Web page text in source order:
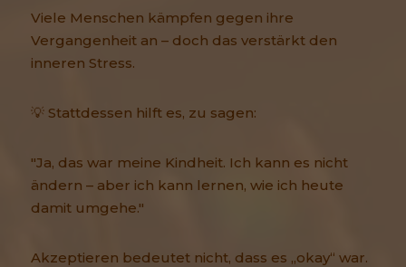
Viele Menschen kämpfen gegen ihre
Vergangenheit an – doch das verstärkt den
inneren Stress.
💡 Stattdessen hilft es, zu sagen:
"Ja, das war meine Kindheit. Ich kann es nicht
ändern – aber ich kann lernen, wie ich heute
damit umgehe."
Akzeptieren bedeutet nicht, dass es „okay“ war.